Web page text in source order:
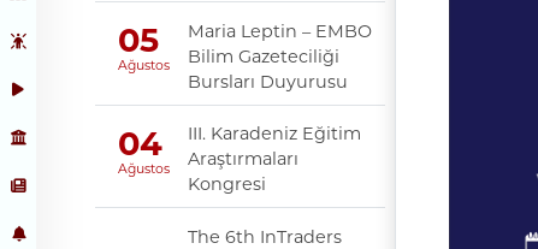
05
Ağustos
Maria Leptin – EMBO
Bilim Gazeteciliği
Bursları Duyurusu
04
Ağustos
III. Karadeniz Eğitim
Araştırmaları
Kongresi
The 6th InTraders